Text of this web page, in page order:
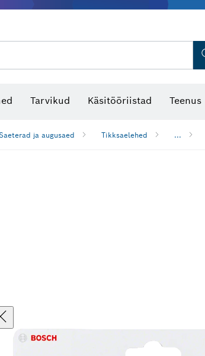
Tarvikud Käsitööriistad Teenus
Saeterad ja augusaed Tikksaelehed ...